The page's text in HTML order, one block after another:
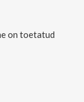
on toetatud